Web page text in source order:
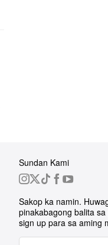
Sundan Kami
Sakop ka namin.
pinakabagong balita
sign up para sa aming